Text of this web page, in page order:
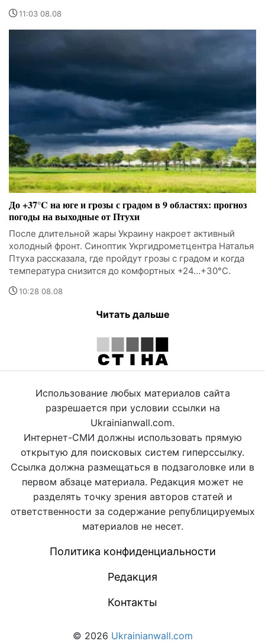
11:03 08.08
До +37°C на юге и грозы с градом в 9 областях: прогноз
погоды на выходные от Птухи
После длительной жары Украину накроет активный
холодный фронт. Синоптик Укргидрометцентра Наталья
Птуха рассказала, где пройдут грозы с градом и когда
температура снизится до комфортных +24…+30°C.
10:28 08.08
Читать дальше
Использование любых материалов сайта
разрешается при условии ссылки на
Ukrainianwall.com.
Интернет-СМИ должны использовать прямую
открытую для поисковых систем гиперссылку.
Ссылка должна размещаться в подзаголовке или в
первом абзаце материала. Редакция может не
разделять точку зрения авторов статей и
ответственности за содержание републицируемых
материалов не несет.
Политика конфиденциальности
Редакция
Контакты
© 2026 Ukrainianwall.com